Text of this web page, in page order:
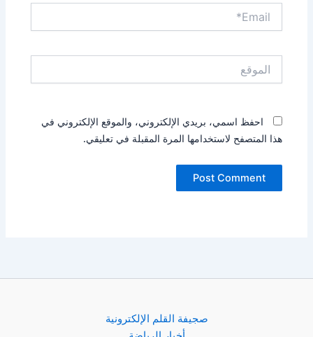
احفظ اسمي، بريدي الإلكتروني، والموقع الإلكتروني في
هذا المتصفح لاستخدامها المرة المقبلة في تعليقي.
صجيفة القلم الإلكترونية